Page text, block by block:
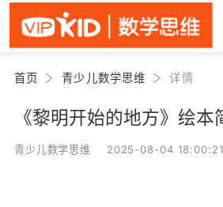
首页 青少儿数学思维 详情
《黎明开始的地方》绘本
青少儿数学思维 2025-08-04 18:00:21